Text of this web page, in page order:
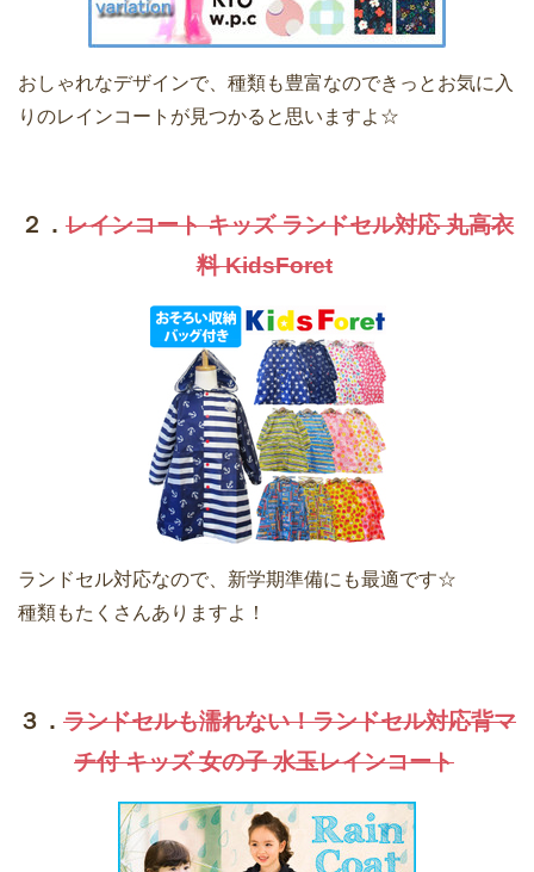
おしゃれなデザインで、種類も豊富なのできっとお気に入
りのレインコートが見つかると思いますよ☆
２． レインコート キッズ ランドセル対応 丸高衣
料 KidsForet
ランドセル対応なので、新学期準備にも最適です☆
種類もたくさんありますよ！
３． ランドセルも濡れない！ランドセル対応背マ
チ付 キッズ 女の子 水玉レインコート